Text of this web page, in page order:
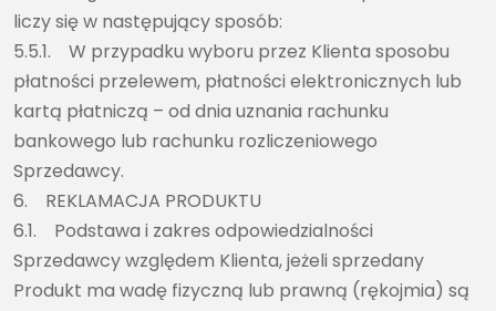
liczy się w następujący sposób:
5.5.1. W przypadku wyboru przez Klienta sposobu
płatności przelewem, płatności elektronicznych lub
kartą płatniczą – od dnia uznania rachunku
bankowego lub rachunku rozliczeniowego
Sprzedawcy.
6. REKLAMACJA PRODUKTU
6.1. Podstawa i zakres odpowiedzialności
Sprzedawcy względem Klienta, jeżeli sprzedany
Produkt ma wadę fizyczną lub prawną (rękojmia) są